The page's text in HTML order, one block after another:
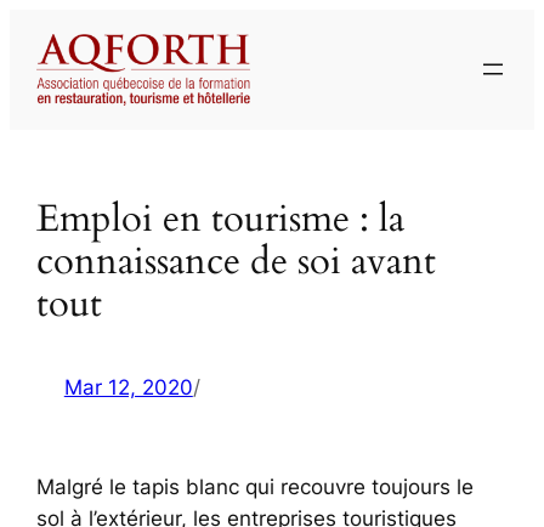
contenu
Emploi en tourisme : la
connaissance de soi avant
tout
Mar 12, 2020/
Malgré le tapis blanc qui recouvre toujours le
sol à l’extérieur, les entreprises touristiques